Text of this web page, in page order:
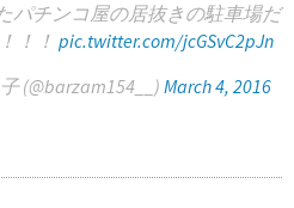
パチンコ屋の居抜きの駐車場だ
！！ pic.twitter.com/jcGSvC2pJn
(@barzam154__) March 4, 2016